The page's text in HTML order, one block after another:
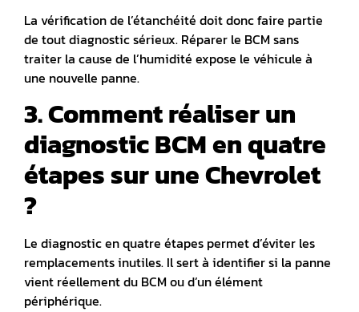
La vérification de l’étanchéité doit donc faire partie
de tout diagnostic sérieux. Réparer le BCM sans
traiter la cause de l’humidité expose le véhicule à
une nouvelle panne.
3. Comment réaliser un
diagnostic BCM en quatre
étapes sur une Chevrolet
?
Le diagnostic en quatre étapes permet d’éviter les
remplacements inutiles. Il sert à identifier si la panne
vient réellement du BCM ou d’un élément
périphérique.